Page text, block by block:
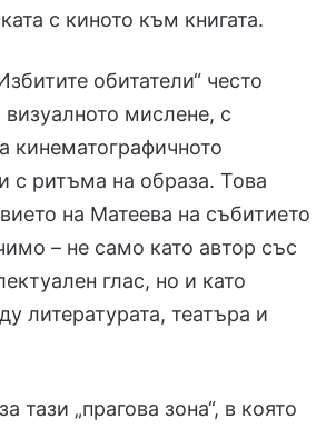
с киното към книгата.
обитатели“ често
мислене, с
кинематографичното
с ритъма на образа. Това
на Матеeва на събитието
– не само като автор със
глас, но и като
литературата, театъра и
тази „прагова зона“, в която